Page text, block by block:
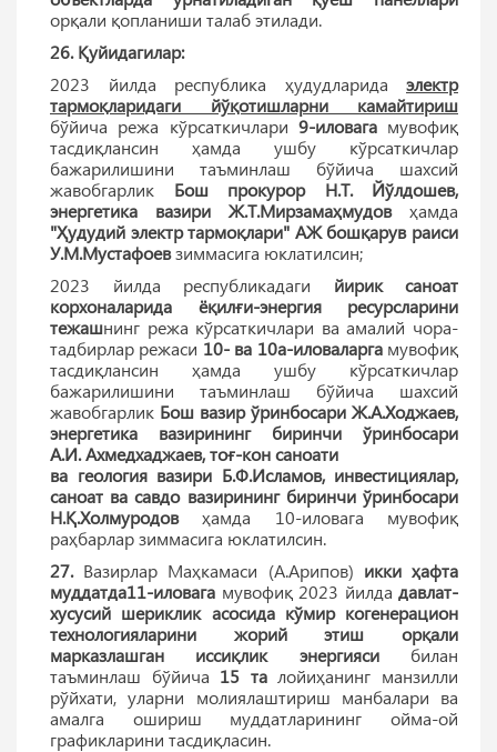
орқали қопланиши талаб этилади.
26. Қуйидагилар:
2023 йилда республика ҳудудларида электр
тармоқларидаги йўқотишларни камайтириш
бўйича режа кўрсаткичлари 9-иловагамувофиқ
тасдиқлансин ҳамда ушбу кўрсаткичлар
бажарилишини таъминлаш бўйича шахсий
жавобгарлик Бош прокурор Н.Т. Йўлдошев,
энергетика вазири
Ж.Т.Мирзамаҳмудов ҳамда
"Ҳудудий электр тармоқлари" АЖ бошқарув раиси
У.М.Мустафоевзиммасига юклатилсин;
2023 йилда республикадаги йирик саноат
корхоналарида ёқилғи-энергия ресурсларини
тежашнинг режа кўрсаткичлари ва амалий чора-
тадбирлар режаси 10- ва 10а-иловаларгамувофиқ
тасдиқлансин ҳамда ушбу кўрсаткичлар
бажарилишини таъминлаш бўйича шахсий
жавобгарлик Бош вазир ўринбосари Ж.А.Ходжаев,
энергетика вазирининг биринчи ўринбосари
А.И. Ахмедхаджаев,тоғ-кон саноати
ва геология вазири Б.Ф.Исламов, инвестициялар,
саноат ва савдо вазирининг биринчи ўринбосари
Н.Қ.Холмуродовҳамда 10-иловага мувофиқ
раҳбарлар зиммасига юклатилсин.
27.Вазирлар Маҳкамаси (А.Арипов) икки ҳафта
муддатда11-иловага мувофиқ 2023 йилда давлат-
хусусий шериклик асосида кўмир когенерацион
технологияларини жорий этиш орқали
марказлашган иссиқлик энергияси билан
таъминлаш бўйича 15 талойиҳанинг манзилли
рўйхати, уларни молиялаштириш манбалари ва
амалга ошириш муддатларининг ойма-ой
графикларини тасдиқласин.